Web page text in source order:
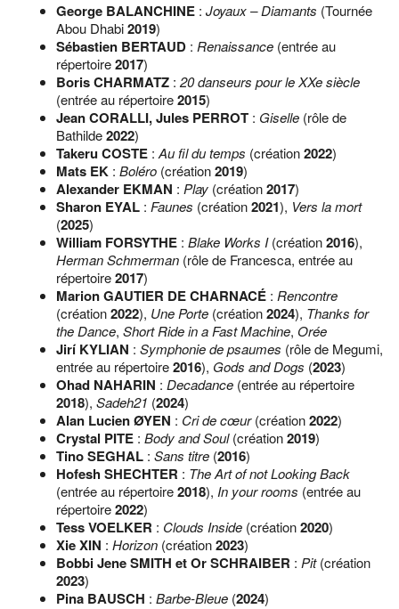
George BALANCHINE : Joyaux – Diamants (Tournée
Abou Dhabi2019)
Sébastien BERTAUD : Renaissance (entrée au
répertoire2017)
Boris CHARMATZ : 20 danseurs pour le XXe siècle
(entrée au répertoire2015)
Jean CORALLI, Jules PERROT : Giselle (rôle de
Bathilde2022)
Takeru COSTE : Au fil du temps (création2022)
Mats EK : Boléro (création2019)
Alexander EKMAN : Play (création2017)
Sharon EYAL : Faunes (création2021), Vers la mort
(2025)
William FORSYTHE : Blake Works I(création2016),
Herman Schmerman (rôle de Francesca, entrée au
répertoire2017)
Marion GAUTIER DE CHARNACÉ : Rencontre
(création2022), Une Porte (création2024), Thanks for
the Dance, Short Ride in a Fast Machine, Orée
Jirí KYLIAN : Symphonie de psaumes (rôle de Megumi,
entrée au répertoire2016), Gods and Dogs (2023)
Ohad NAHARIN : Decadance (entrée au répertoire
2018), Sadeh21 (2024)
Alan Lucien ØYEN : Cri de cœur(création2022)
Crystal PITE : Body and Soul(création2019)
Tino SEGHAL : Sans titre (2016)
Hofesh SHECHTER : The Art of not Looking Back
(entrée au répertoire2018), In your rooms (entrée au
répertoire2022)
Tess VOELKER : Clouds Inside (création2020)
Xie XIN : Horizon (création2023)
Bobbi Jene SMITH et Or SCHRAIBER : Pit(création
2023)
Pina BAUSCH : Barbe-Bleue (2024)